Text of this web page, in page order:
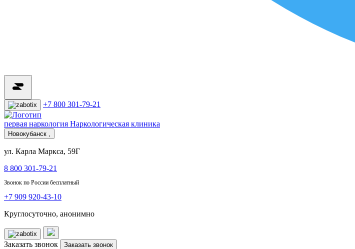
+7 800 301-79-21
первая наркология Наркологическая клиника
Новокубанск ,
ул. Карла Маркса, 59Г
8 800 301-79-21
Звонок по России бесплатный
+7 909 920-43-10
Круглосуточно, анонимно
Заказать звонок Заказать звонок